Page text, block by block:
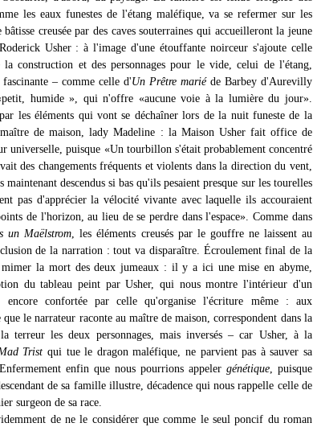
les eaux funestes de l'étang maléfique, va se refermer sur les
creusée par des caves souterraines qui accueilleront la jeune
Usher : à l'image d'une étouffante noirceur s'ajoute celle
la construction et des personnages pour le vide, celui de l'étang,
– comme celle d'Un Prêtre mariéde Barbey d'Aurevilly
humide », qui n'offre «aucune voie à la lumière du jour».
les éléments qui vont se déchaîner lors de la nuit funeste de la
de maison, lady Madeline : la Maison Usher fait office de
universelle, puisque «Un tourbillon s'était probablement concentré
des changements fréquents et violents dans la direction du vent,
maintenant descendus si bas qu'ils pesaient presque sur les tourelles
pas d'apprécier la vélocité vivante avec laquelle ils accouraient
de l'horizon, au lieu de se perdre dans l'espace». Comme dans
un Maëlstrom , les éléments creusés par le gouffre ne laissent au
de la narration : tout va disparaître. Écroulement final de la
la mort des deux jumeaux : il y a ici une mise en abyme,
du tableau peint par Usher, qui nous montre l'intérieur d'un
encore confortée par celle qu'organise l'écriture même : aux
le narrateur raconte au maître de maison, correspondent dans la
terreur les deux personnages, mais inversés – car Usher, à la
Trist qui tue le dragon maléfique, ne parvient pas à sauver sa
enfin que nous pourrions appeler génétique, puisque
de sa famille illustre, décadence qui nous rappelle celle de
surgeon de sa race.
de ne le considérer que comme le seul poncif du roman